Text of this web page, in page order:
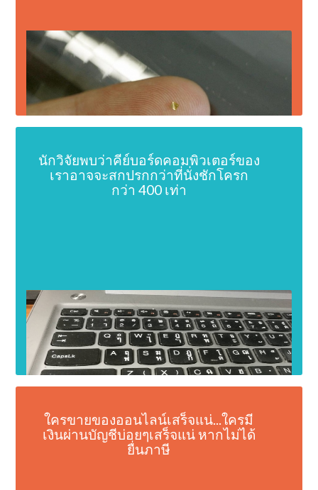
นักวิจัยพบว่าคีย์บอร์ดคอมพิวเตอร์ของ
เราอาจจะสกปรกกว่าที่นั่งชักโครก
กว่า 400 เท่า
ใครขายของออนไลน์เสร็จแน่...ใครมี
เงินผ่านบัญชีบ่อยๆเสร็จแน่ หากไม่ได้
ยื่นภาษี